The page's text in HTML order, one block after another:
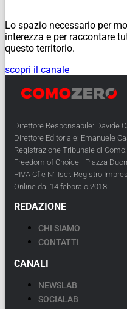
Lo spazio necessario per
interezza e per raccontare
questo territorio.
scopri il canale
Direttore Responsabile: Davide
Direttore Editoriale: Emanuele
Registrazione Tribunale di
Freedom of Choice - Piazza
PIVA Cf e N° Iscr. Registro
Online dal 14 febbraio 2018
REDAZIONE
CHI SIAMO
CONTATTI
CANALI
NEWSLAB
SOCIALAB